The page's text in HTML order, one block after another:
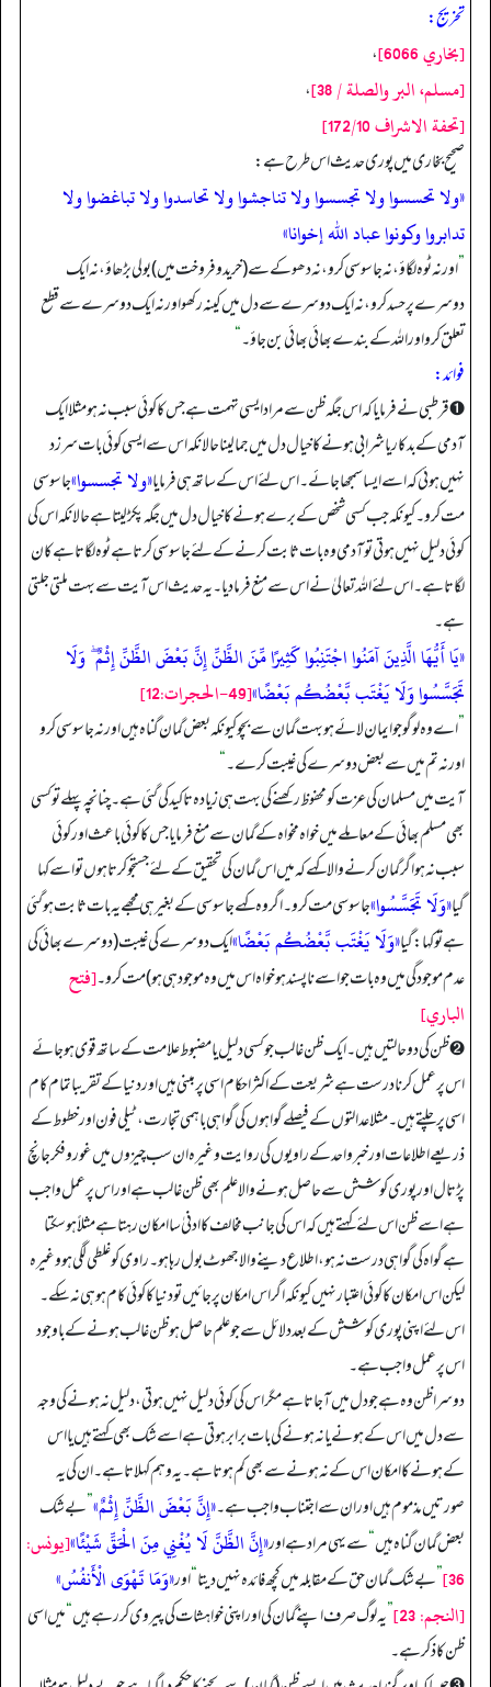
تخریج:
[بخاري 6066] ،
[مسلم، البر والصلة / 38] ،
[تحفة الاشراف 172/10]
صحیح بخاری میں پوری حدیث اس طرح ہے:
«ولا تحسسوا ولا تجسسوا ولا تناجشوا ولا تحاسدوا ولا تباغضوا ولا
تدابروا وكونوا عباد الله إخوانا»
”اور نہ ٹوہ لگاؤ، نہ جاسوسی کرو، نہ دھوکے سے (خرید و فروخت میں) بولی بڑھاؤ، نہ ایک
دوسرے پر حسد کرو، نہ ایک دوسرے سے دل میں کینہ رکھو اور نہ ایک دوسرے سے قطع
تعلق کرو اور اللہ کے بندے بھائی بھائی بن جاؤ۔“
فوائد:
➊ قرطبی نے فرمایا کہ اس جگہ ظن سے مراد ایسی تہمت ہے جس کا کوئی سبب نہ ہو مثلا ایک
آدمی کے بدکار یا شرابی ہونے کا خیال دل میں جما لینا حالانکہ اس سے ایسی کوئی بات سرزد
نہیں ہوئی کہ اسے ایسا سمجھا جائے۔ اس لئے اس کے ساتھ ہی فرمایا«ولا تجسسوا»جاسوسی
مت کرو۔ کیونکہ جب کسی شخص کے برے ہونے کا خیال دل میں جگہ پکڑ لیتا ہے حالانکہ اس کی
کوئی دلیل نہیں ہوتی تو آدمی وہ بات ثابت کرنے کے لئے جاسوسی کرتا ہے ٹوہ لگاتا ہے کان
لگاتا ہے۔ اس لئے اللہ تعالیٰ نے اس سے منع فرما دیا۔ یہ حدیث اس آیت سے بہت ملتی جلتی
ہے۔
«يَا أَيُّهَا الَّذِينَ آمَنُوا اجْتَنِبُوا كَثِيرًا مِّنَ الظَّنِّ إِنَّ بَعْضَ الظَّنِّ إِثْمٌ ۖ وَلَا
تَجَسَّسُوا وَلَا يَغْتَب بَّعْضُكُم بَعْضًا»[49-الحجرات:12]
”اے وہ لوگو جو ایمان لائے ہو بہت گمان سے بچو کیونکہ بعض گمان گناہ ہیں اور نہ جاسوسی کرو
اور نہ تم میں سے بعض دوسرے کی غیبت کرے۔“
آیت میں مسلمان کی عزت کو محفوظ رکھنے کی بہت ہی زیادہ تاکید کی گئی ہے۔ چنانچہ پہلے تو کسی
بھی مسلم بھائی کے معاملے میں خواہ مخواہ کے گمان سے منع فرمایا جس کا کوئی باعث اور کوئی
سبب نہ ہو اگر گمان کرنے والا کہے کہ میں اس گمان کی تحقیق کے لئے جستجو کرتا ہوں تو اسے کہا
گیا«وَلَا تَجَسَّسُوا»جاسوسی مت کرو۔ اگر وہ کہے جاسوسی کے بغیر ہی مجھے یہ بات ثابت ہو گئی
ہے تو کہا: گیا«وَلَا يَغْتَب بَّعْضُكُم بَعْضًا»ایک دوسرے کی غیبت (دوسرے بھائی کی
عدم موجودگی میں وہ بات جو اسے ناپسند ہو خواہ اس میں وہ موجود ہی ہو) مت کرو۔[فتح
الباري]
➋ ظن کی دو حالتیں ہیں۔ ایک ظن غالب جو کسی دلیل یا مضبوط علامت کے ساتھ قوی ہو جائے
اس پر عمل کرنا درست ہے شریعت کے اکثر احکام اسی پر مبنی ہیں اور دنیا کے تقریبا تمام کام
اسی پر چلتے ہیں۔ مثلا عدالتوں کے فیصلے گواہوں کی گواہی باہمی تجارت، ٹیلی فون اور خطوط کے
ذریعے اطلاعات اور خبر واحد کے راویوں کی روایت وغیرہ ان سب چیزوں میں غور و فکر جانچ
پڑتال اور پوری کوشش سے حاصل ہونے والا علم بھی ظن غالب ہے اور اس پر عمل واجب
ہے اسے ظن اس لئے کہتے ہیں کہ اس کی جانب مخالف کا ادنیٰ سا امکان رہتا ہے مثلاً ہو سکتا
ہے گواہ کی گواہی درست نہ ہو، اطلاع دینے والا جھوٹ بول رہا ہو۔ راوی کو غلطی لگی ہو وغیرہ
لیکن اس امکان کا کوئی اعتبار نہیں کیونکہ اگر اس امکان پر جائیں تو دنیا کا کوئی کام ہو ہی نہ سکے۔
اس لئے اپنی پوری کوشش کے بعد دلائل سے جو علم حاصل ہو ظن غالب ہونے کے باوجود
اس پر عمل واجب ہے۔
دوسرا ظن وہ ہے جو دل میں آ جاتا ہے مگر اس کی کوئی دلیل نہیں ہوتی، دلیل نہ ہونے کی وجہ
سے دل میں اس کے ہونے یا نہ ہونے کی بات برابر ہوتی ہے اسے شک بھی کہتے ہیں یا اس
کے ہونے کا امکان اس کے نہ ہونے سے بھی کم ہوتا ہے۔ یہ وہم کہلاتا ہے۔ ان کی یہ
صورتیں مذموم ہیں اور ان سے اجتناب واجب ہے۔«إِنَّ بَعْضَ الظَّنِّ إِثْمٌ»”بے شک
بعض گمان گناه ہیں“سے یہی مراد ہے اور«إِنَّ الظَّنَّ لَا يُغْنِي مِنَ الْحَقِّ شَيْئًا»[يونس:
36]
”بے شک گمان حق کے مقابلہ میں کچھ فائدہ نہیں دیتا“اور«وَمَا تَهْوَى الْأَنفُسُ»
[النجم: 23]
”یہ لوگ صرف اپنے گمان کی اور اپنی خواہشات کی پیروی کر رہے ہیں“میں اسی
ظن کا ذکر ہے۔